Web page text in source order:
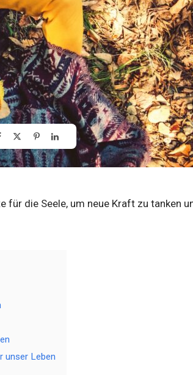
für die Seele, um neue Kraft zu tanken
unser Leben